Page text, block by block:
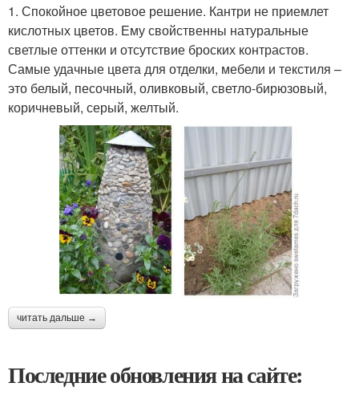
1. Спокойное цветовое решение. Кантри не приемлет
кислотных цветов. Ему свойственны натуральные
светлые оттенки и отсутствие броских контрастов.
Самые удачные цвета для отделки, мебели и текстиля –
это белый, песочный, оливковый, светло-бирюзовый,
коричневый, серый, желтый.
читать дальше →
Последние обновления на сайте: